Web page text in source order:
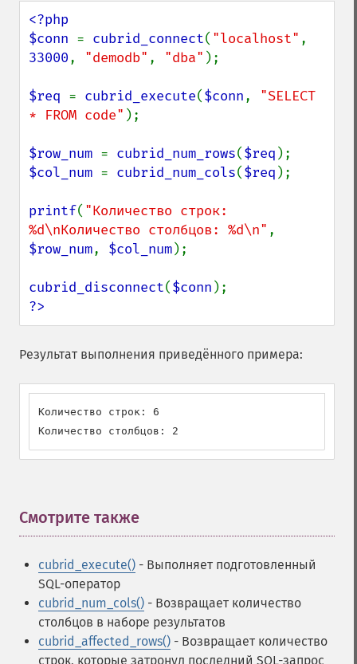
<?php
$conn = cubrid_connect( "localhost"
33000, "demodb" , "dba" );
$req = cubrid_execute($conn, "SELECT
* FROM code" );
$row_num = cubrid_num_rows($req
$col_num = cubrid_num_cols($req );
printf( "Количество строк:
%d\nКоличество столбцов: %d\n"
$row_num, $col_num);
cubrid_disconnect($conn
?>
Результат выполнения приведённого примера:
Количество строк: 6
Количество столбцов: 2
Смотрите также
cubrid_execute() - Выполняет подготовленный
SQL-оператор
cubrid_num_cols() - Возвращает количество
столбцов в наборе результатов
cubrid_affected_rows() - Возвращает количество
строк, которые затронул последний SQL-запрос